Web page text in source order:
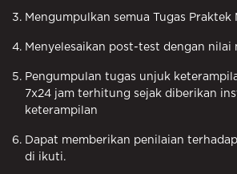
Mengumpulkan semua Tugas Praktek
Menyelesaikan post-test dengan nilai
Pengumpulan tugas unjuk
7x24 jam terhitung sejak diberikan
keterampilan
Dapat memberikan penilaian
di ikuti.